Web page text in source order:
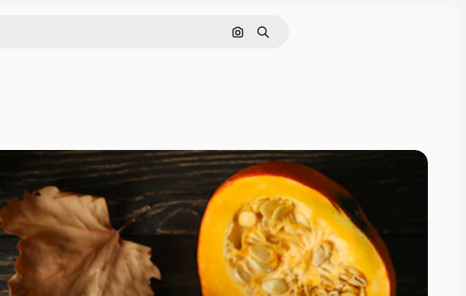
Nach Bild suchen
Suchen